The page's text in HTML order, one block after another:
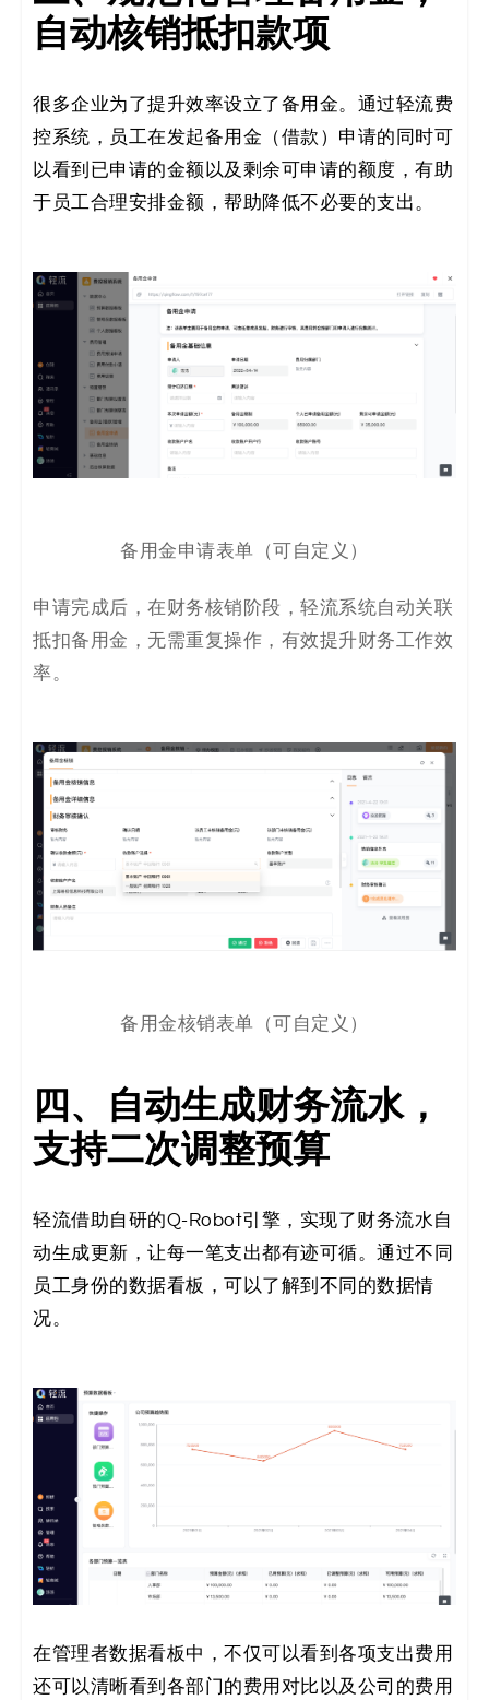
自动核销抵扣款项
很多企业为了提升效率设立了备用金。通过轻流费
控系统，员工在发起备用金（借款）申请的同时可
以看到已申请的金额以及剩余可申请的额度，有助
于员工合理安排金额，帮助降低不必要的支出。
备用金申请表单（可自定义）
申请完成后，在财务核销阶段，轻流系统自动关联
抵扣备用金，无需重复操作，有效提升财务工作效
率。
备用金核销表单（可自定义）
四、自动生成财务流水，
支持二次调整预算
轻流借助自研的Q-Robot引擎，实现了财务流水自
动生成更新，让每一笔支出都有迹可循。通过不同
员工身份的数据看板，可以了解到不同的数据情
况。
在管理者数据看板中，不仅可以看到各项支出费用
还可以清晰看到各部门的费用对比以及公司的费用